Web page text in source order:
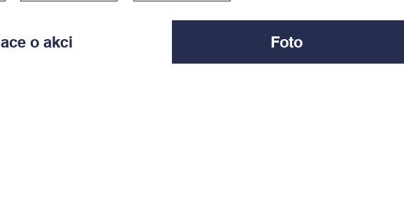
o akci Foto